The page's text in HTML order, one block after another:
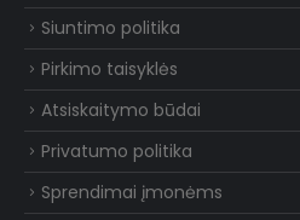
Siuntimo politika
Pirkimo taisyklės
Atsiskaitymo būdai
Privatumo politika
Sprendimai įmonėms